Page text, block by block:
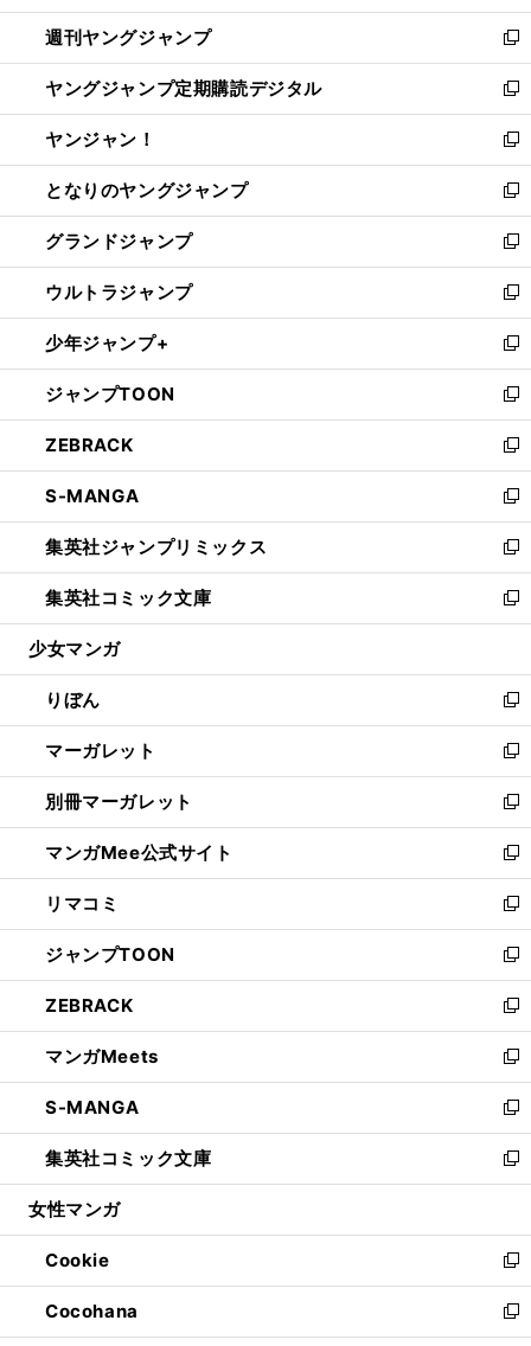
開
く
ウ
で
開
く
ン
ド
ウ
で
開
く
ウ
ィ
ン
ド
ウ
で
開
く
週刊ヤングジャンプ
新
し
い
ウ
ィ
ン
ド
ウ
で
開
く
ヤングジャンプ定期購読デジタル
新
し
い
ウ
ィ
ン
ド
ウ
で
開
く
ヤンジャン！
新
し
い
ウ
ィ
ン
ド
ウ
で
開
く
となりのヤングジャンプ
新
し
い
ウ
ィ
ン
ド
ウ
で
開
く
グランドジャンプ
新
し
い
ウ
ィ
ン
ド
ウ
で
開
く
ウルトラジャンプ
新
し
い
ウ
ィ
ン
ド
ウ
で
開
く
少年ジャンプ+
新
し
い
ウ
ィ
ン
ド
ウ
で
開
く
ジャンプTOON
新
し
い
ウ
ィ
ン
ド
ウ
で
開
ZEBRACK
新
し
い
ウ
ィ
ン
ド
ウ
開
く
S-MANGA
新
し
い
ウ
ィ
ン
ウ
で
開
く
集英社ジャンプリミックス
新
し
い
ウ
ン
ド
ウ
で
開
く
集英社コミック文庫
新
し
ウ
ィ
ン
ド
ウ
で
開
く
少女マンガ
りぼん
新
し
い
ウ
ィ
ン
ド
ウ
で
開
く
マーガレット
新
し
い
ウ
ィ
ン
ド
ウ
で
開
く
別冊マーガレット
新
し
い
ウ
ィ
ン
ド
ウ
で
開
く
マンガMee公式サイト
新
し
い
ウ
ィ
ン
ド
ウ
で
開
く
リマコミ
新
し
い
ウ
ィ
ン
ド
ウ
で
開
く
ジャンプTOON
新
し
い
ウ
ィ
ン
ド
ウ
で
開
ZEBRACK
新
し
い
ウ
ィ
ン
ド
ウ
開
く
マンガMeets
新
し
い
ウ
ィ
ン
ウ
で
開
く
S-MANGA
新
し
い
ウ
ン
ド
ウ
で
開
集英社コミック文庫
新
し
ウ
ィ
ン
ド
ウ
女性マンガ
Cookie
新
し
い
ウ
Cocohana
新
し